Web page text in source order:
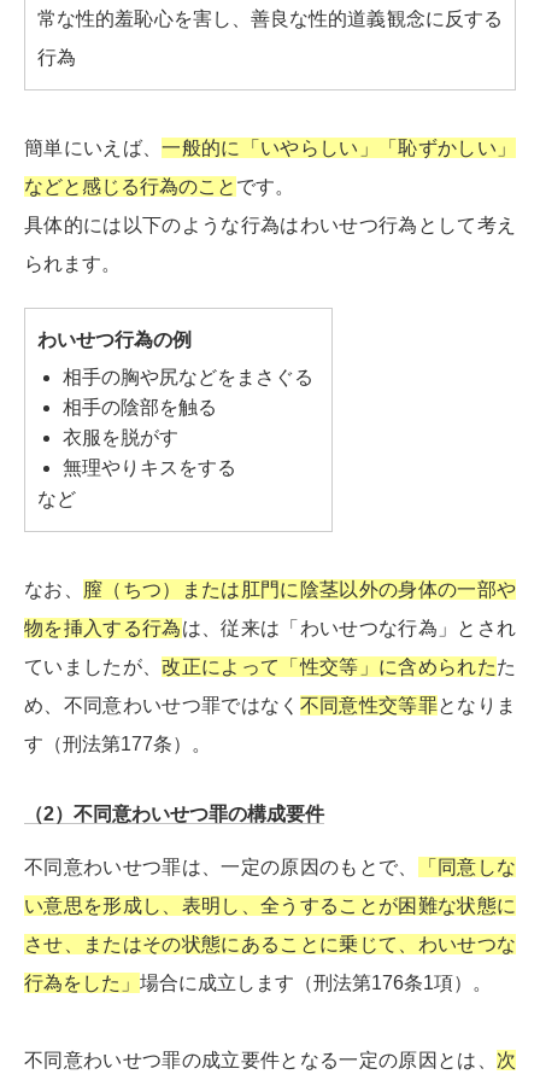
常な性的羞恥心を害し、善良な性的道義観念に反する
行為
簡単にいえば、一般的に「いやらしい」「恥ずかしい」
などと感じる行為のこと です。
具体的には以下のような行為はわいせつ行為として考え
られます。
わいせつ行為の例
相手の胸や尻などをまさぐる
相手の陰部を触る
衣服を脱がす
無理やりキスをする
など
なお、
膣（ちつ）または肛門に陰茎以外の身体の一部や
物を挿入する行為は、従来は「わいせつな行為」とされ
ていましたが、改正によって「性交等」に含められたた
め、不同意わいせつ罪ではなく 不同意性交等罪となりま
す（刑法第177条）。
（2）不同意わいせつ罪の構成要件
不同意わいせつ罪は、一定の原因のもとで、
「同意しな
い意思を形成し、表明し、全うすることが困難な状態に
させ、またはその状態にあることに乗じて、わいせつな
行為をした」 場合に成立します（刑法第176条1項）。
不同意わいせつ罪の成立要件となる一定の原因とは、 次